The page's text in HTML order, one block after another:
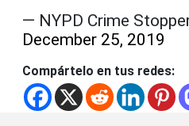
— NYPD Crime
December 25, 2019
Compártelo en tus redes: